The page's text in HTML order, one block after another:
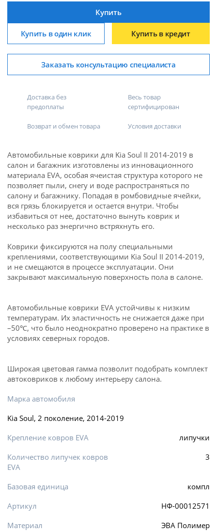
Купить
Купить в один клик Купить в кредит
Заказать консультацию специалиста
Доставка без
предоплаты
Весь товар
сертифицирован
Возврат и обмен товара Условия доставки
Автомобильные коврики для Kia Soul II 2014-2019 в
салон и багажник изготовлены из инновационного
материала EVA, особая ячеистая структура которого не
позволяет пыли, снегу и воде распространяться по
салону и багажнику. Попадая в ромбовидные ячейки,
вся грязь блокируется и остается внутри. Чтобы
избавиться от нее, достаточно вынуть коврик и
несколько раз энергично встряхнуть его.
Коврики фиксируются на полу специальными
креплениями, соответствующими Kia Soul II 2014-2019,
и не смещаются в процессе эксплуатации. Они
закрывают максимальную поверхность пола в салоне.
Автомобильные коврики EVA устойчивы к низким
температурам. Их эластичность не снижается даже при
–50℃, что было неоднократно проверено на практике в
условиях северных городов.
Широкая цветовая гамма позволит подобрать комплект
автоковриков к любому интерьеру салона.
Марка автомобиля
Kia Soul, 2 поколение, 2014-2019
Крепление ковров EVA
липучки
Количество липучек ковров
EVA
3
Базовая единица
компл
Артикул
НФ-00012571
Материал
ЭВА Полимер